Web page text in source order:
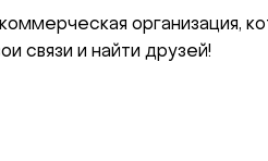
организация,
связи и найти друзей!